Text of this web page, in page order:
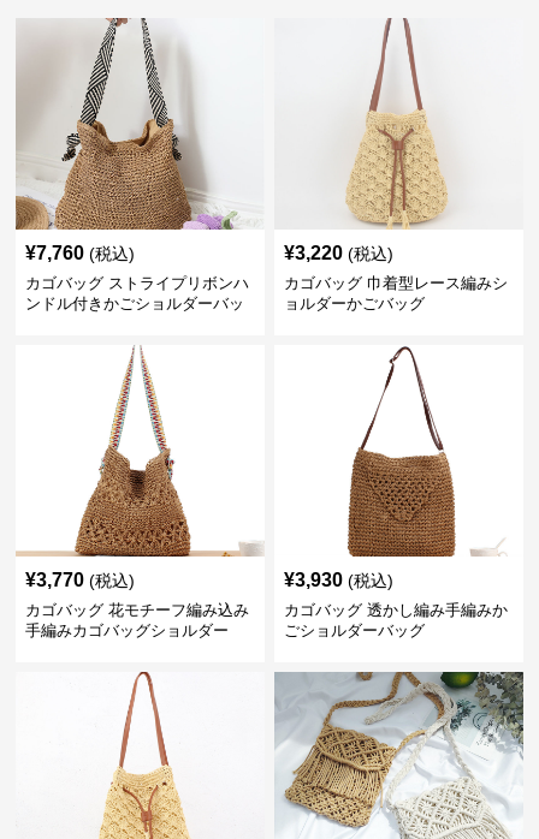
¥7,760 (税込)
カゴバッグ ストライプリボンハ
ンドル付きかごショルダーバッ
¥3,220 (税込)
カゴバッグ 巾着型レース編みシ
ョルダーかごバッグ
¥3,770 (税込)
カゴバッグ 花モチーフ編み込み
手編みカゴバッグショルダー
¥3,930 (税込)
カゴバッグ 透かし編み手編みか
ごショルダーバッグ